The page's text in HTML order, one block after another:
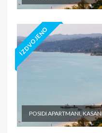
IZDVOJENO
POSIDI APARTMANI,